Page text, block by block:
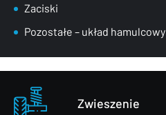
Zaciski
Pozostałe – układ hamulcowy
Zwieszenie